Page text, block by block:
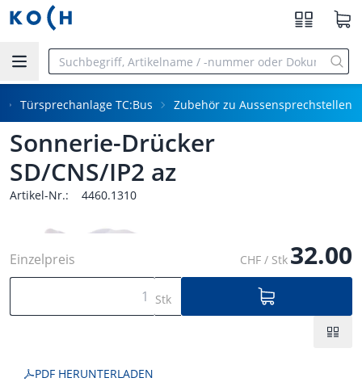
Zum Hauptinhalt springen
Türsprechanlage TC:Bus Zubehör zu Aussensprechstellen
Sonnerie-Drücker
SD/CNS/IP2 az
Artikel-Nr.: 4460.1310
Einzelpreis CHF / Stk 32.00
Stk
PDF HERUNTERLADEN